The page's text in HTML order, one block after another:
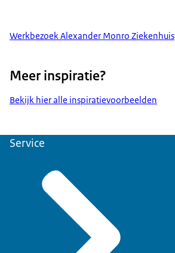
Werkbezoek Alexander Monro Ziekenhuis
Meer inspiratie?
Bekijk hier alle inspiratievoorbeelden
Service